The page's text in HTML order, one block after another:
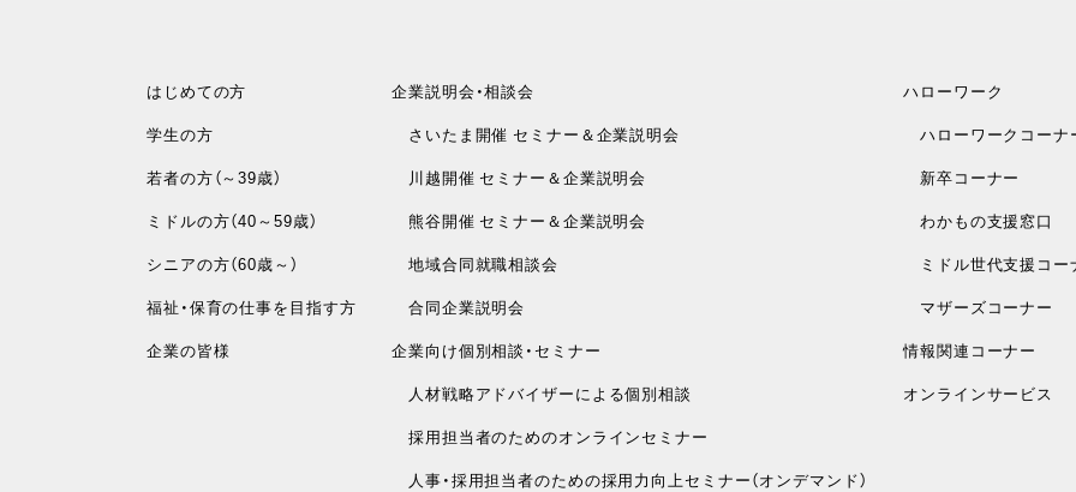
はじめての方
学生の方
若者の方（～39歳）
ミドルの方（40～59歳）
シニアの方（60歳～）
福祉・保育の仕事を目指す方
企業の皆様
企業説明会・相談会
さいたま開催 セミナー＆企業説明会
川越開催 セミナー＆企業説明会
熊谷開催 セミナー＆企業説明会
地域合同就職相談会
合同企業説明会
企業向け個別相談・セミナー
人材戦略アドバイザーによる個別相談
採用担当者のためのオンラインセミナー
人事・採用担当者のための採用力向上セミナー（オンデマンド）
ハローワーク
ハローワークコーナ
新卒コーナー
わかもの支援窓口
ミドル世代支援コー
マザーズコーナー
情報関連コーナー
オンラインサービス